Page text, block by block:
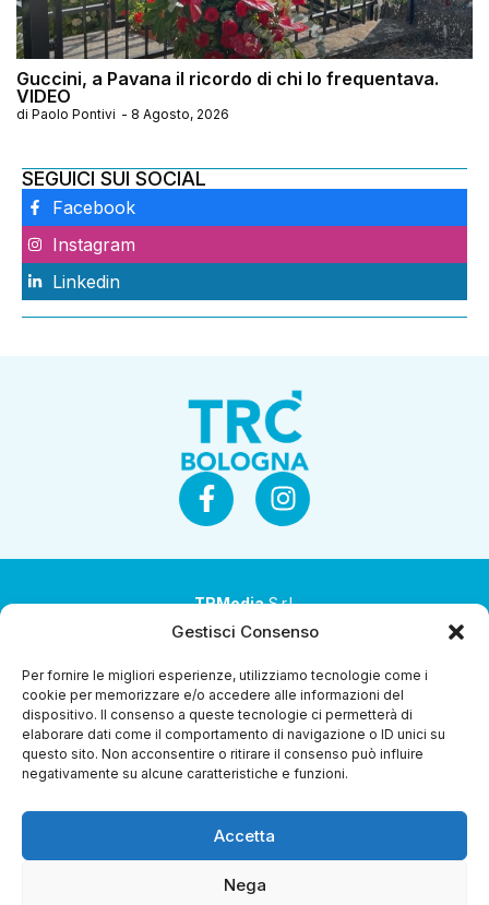
Gestisci Consenso
Per fornire le migliori esperienze, utilizziamo tecnologie come i
cookie per memorizzare e/o accedere alle informazioni del
dispositivo. Il consenso a queste tecnologie ci permetterà di
elaborare dati come il comportamento di navigazione o ID unici su
questo sito. Non acconsentire o ritirare il consenso può influire
negativamente su alcune caratteristiche e funzioni.
Accetta
Nega
Guccini, a Pavana il ricordo di chi lo frequentava.
VIDEO
di Paolo Pontivi - 8 Agosto, 2026
SEGUICI SUI SOCIAL
Facebook
Instagram
Linkedin
TRMediaS.r.l.
Società a socio unico
Società sottoposta ad attività di direzione e
coordinamento da parte di Coop Alleanza 3.0 Soc. Coop.
Sede legale: via Ragazzi del ’99 nr. 51 42124 Reggio Emilia
(RE)
Capitale sociale € 1.040.000 i.v.
Diretta Streaming